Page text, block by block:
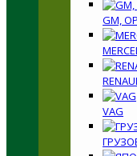
GM,
VAG